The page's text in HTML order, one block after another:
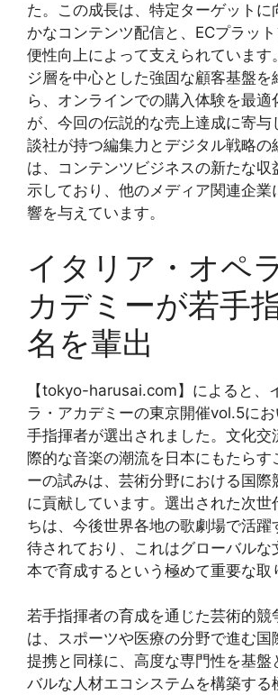
た。この成長は、特定ターゲットに
かなコンテンツ配信と、ECプラッ
便性向上によって支えられています
ジ層を中心とした強固な顧客基盤を
ら、オンラインでの購入体験を最適
が、今回の伝説的な売上達成に寄与
談社が持つ編集力とデジタル戦略の
は、コンテンツビジネスの新たな収
示しており、他のメディア関連企業
響を与えています。
イタリア・オペ
カデミーが若手
名を輩出
【tokyo-harusai.com】によると、
ラ・アカデミーの東京開催vol.5に
手指揮者が選出されました。文化交
際的な音楽の潮流を日本にもたらす
ーの試みは、芸術分野における国際
に貢献しています。選出された次世
ちは、今後世界各地の歌劇場で活躍
待されており、これはグローバルな
本で育成するという極めて重要な取
若手指揮者の育成を通じた芸術的競
は、スポーツや医療の分野で進む国
提携と同様に、高度な専門性を基盤
バルな人材エコシステムを構築する